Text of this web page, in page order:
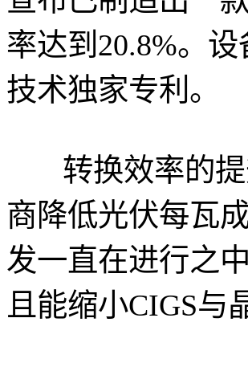
率达到20.8%。
技术独家专利。
转换效率的提
商降低光伏每瓦
发一直在进行之
且能缩小CIGS